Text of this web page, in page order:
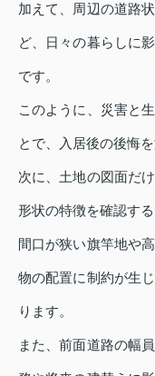
加えて、周辺の道路
ど、日々の暮らしに
です。
このように、災害と
とで、入居後の後悔
次に、土地の図面だ
形状の特徴を確認する
間口が狭い旗竿地や
物の配置に制約が生
ります。
また、前面道路の幅